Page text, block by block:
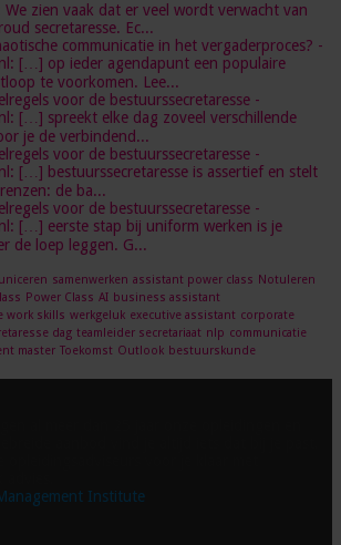
zien vaak dat er veel wordt verwacht van
secretaresse. Ec...
communicatie in het vergaderproces? -
[…] op ieder agendapunt een populaire
te voorkomen. Lee...
voor de bestuurssecretaresse -
[…] spreekt elke dag zoveel verschillende
je de verbindend...
voor de bestuurssecretaresse -
[…] bestuurssecretaresse is assertief en stelt
de ba...
voor de bestuurssecretaresse -
[…] eerste stap bij uniform werken is je
de loep leggen. G...
samenwerken assistant power class Notuleren
Power Class AI business assistant
work skills werkgeluk executive assistant corporate
dag teamleider secretariaat nlp communicatie
master Toekomst Outlook bestuurskunde
Institute